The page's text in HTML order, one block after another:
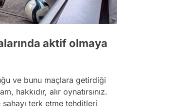
aktif olmaya
ve bunu maçlara getirdiği
hakkıdır, alır oynatırsınız.
terk etme tehditleri